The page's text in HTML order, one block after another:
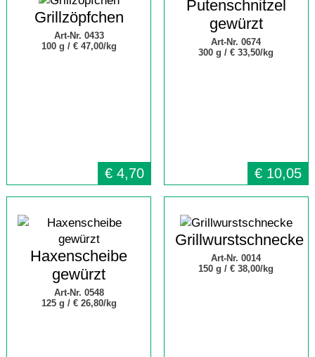
Grillzöpfchen
Art-Nr. 0433
100 g / € 47,00/kg
€ 4,70
Putenschnitzel
gewürzt
Art-Nr. 0674
300 g /€ 33,50/kg
€ 10,05
Haxenscheibe
gewürzt
Art-Nr. 0548
125 g / € 26,80/kg
Grillwurstschnecke
Art-Nr. 0014
150 g /€ 38,00/kg